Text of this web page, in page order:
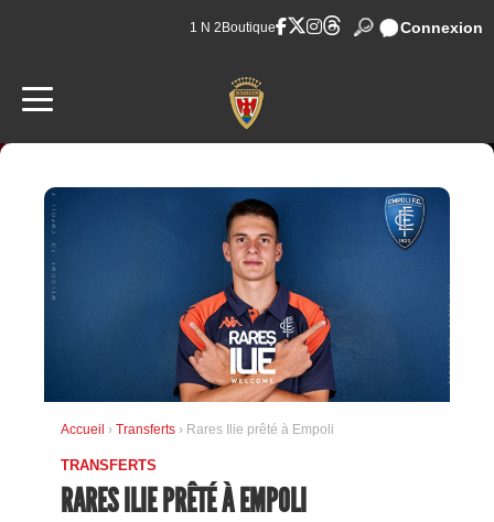
1 N 2 Boutique Connexion
Accueil › Transferts › Rares Ilie prêté à Empoli
TRANSFERTS
RARES ILIE PRÊTÉ À EMPOLI